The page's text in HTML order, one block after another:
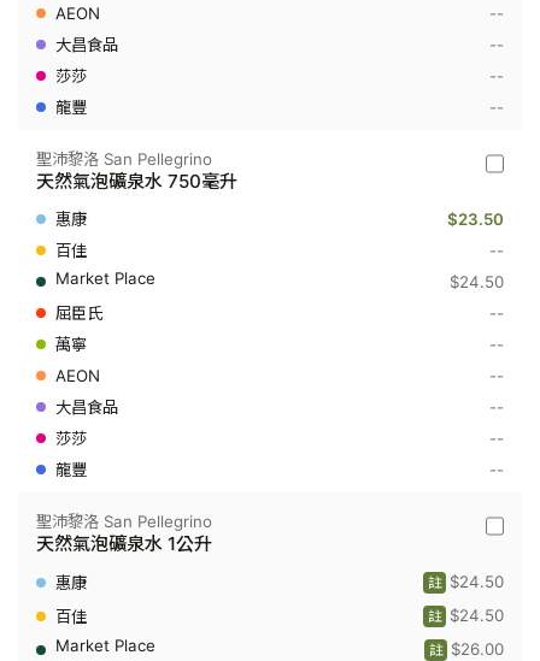
(含
氣)
公
--
--
--
--
聖
黎
洛
San
-
氣
礦
泉
750
聖沛黎洛 San Pellegrino
天然氣泡礦泉水 750毫升
$23.50
--
$24.50
--
--
--
--
--
--
聖
黎
洛
San
-
聖沛黎洛 San Pellegrino
天然氣泡礦泉水 1公升
$24.50
註
$24.50
註
$26.00
註